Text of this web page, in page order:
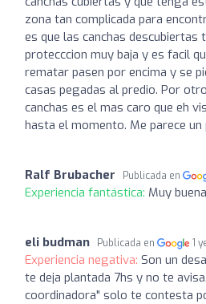
zona tan complicada para
es que las canchas descubiertas
protecccion muy baja y es facil
rematar pasen por encima y se
casas pegadas al predio. Por
canchas es el mas caro que eh
hasta el momento. Me parece un
Ralf Brubacher Publicada en
Experiencia fantástica: Muy
eli budman Publicada en 1
Experiencia negativa: Son un
te deja plantada 7hs y no te
coordinadora" solo te contesta